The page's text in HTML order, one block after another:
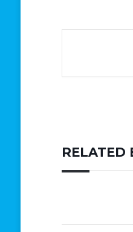
RELATED